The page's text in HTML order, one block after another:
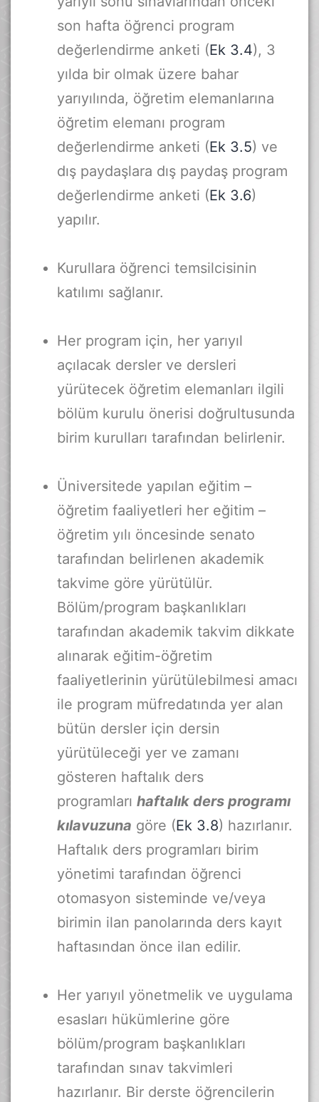
son hafta öğrenci program
değerlendirme anketi (Ek 3.4), 3
yılda bir olmak üzere bahar
yarıyılında, öğretim elemanlarına
öğretim elemanı program
değerlendirme anketi (Ek 3.5) ve
dış paydaşlara dış paydaş program
değerlendirme anketi (Ek 3.6)
yapılır.
Kurullara öğrenci temsilcisinin
katılımı sağlanır.
Her program için, her yarıyıl
açılacak dersler ve dersleri
yürütecek öğretim elemanları ilgili
bölüm kurulu önerisi doğrultusunda
birim kurulları tarafından belirlenir.
Üniversitede yapılan eğitim –
öğretim faaliyetleri her eğitim –
öğretim yılı öncesinde senato
tarafından belirlenen akademik
takvime göre yürütülür.
Bölüm/program başkanlıkları
tarafından akademik takvim dikkate
alınarak eğitim-öğretim
faaliyetlerinin yürütülebilmesi amacı
ile program müfredatında yer alan
bütün dersler için dersin
yürütüleceği yer ve zamanı
gösteren haftalık ders
programları haftalık ders programı
kılavuzuna göre (Ek 3.8) hazırlanır.
Haftalık ders programları birim
yönetimi tarafından öğrenci
otomasyon sisteminde ve/veya
birimin ilan panolarında ders kayıt
haftasından önce ilan edilir.
Her yarıyıl yönetmelik ve uygulama
esasları hükümlerine göre
bölüm/program başkanlıkları
tarafından sınav takvimleri
hazırlanır. Bir derste öğrencilerin